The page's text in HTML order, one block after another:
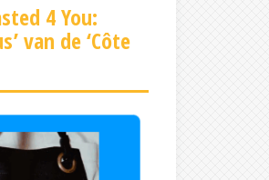
4 You:
van de ‘Côte